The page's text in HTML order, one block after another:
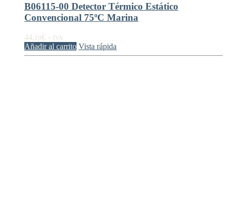
B06115-00 Detector Térmico Estático
Convencional 75ºC Marina
44, 19€ + IVA
Añadir al carrito Vista rápida